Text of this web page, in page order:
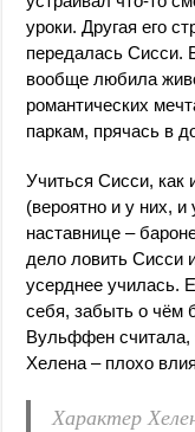
уроки. Другая его
передалась Сисси.
вообще любила
романтических
паркам, прячась в
Учиться Сисси, как
(вероятно и у них,
наставнице –
дело ловить Сисси
усерднее училась.
себя, забыть о чём
Вульффен считала,
Хелена – плохо
Характер